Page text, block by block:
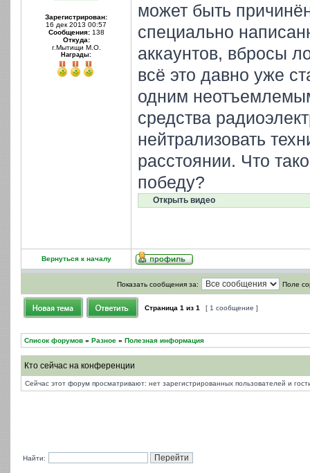
Зарегистрирован:
16 дек 2013 00:57
Сообщения:138
Откуда:
г.Мытищи М.О.
Награды:
может быть
специально
аккаунтов, вбросы
всё это давно уже
одним
средства
нейтрализовать
расстоянии. Что
победу?
Открыть видео
Вернуться к началу
Показать сообщения за: Поле
Страница 1 из 1 [ 1 сообщение ]
Список форумов » Разное » Полезная информация
Кто сейчас на конференции
Сейчас этот форум просматривают: нет зарегистрированных пользователей и
Найти: